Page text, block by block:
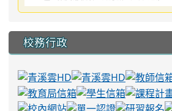
校務行政